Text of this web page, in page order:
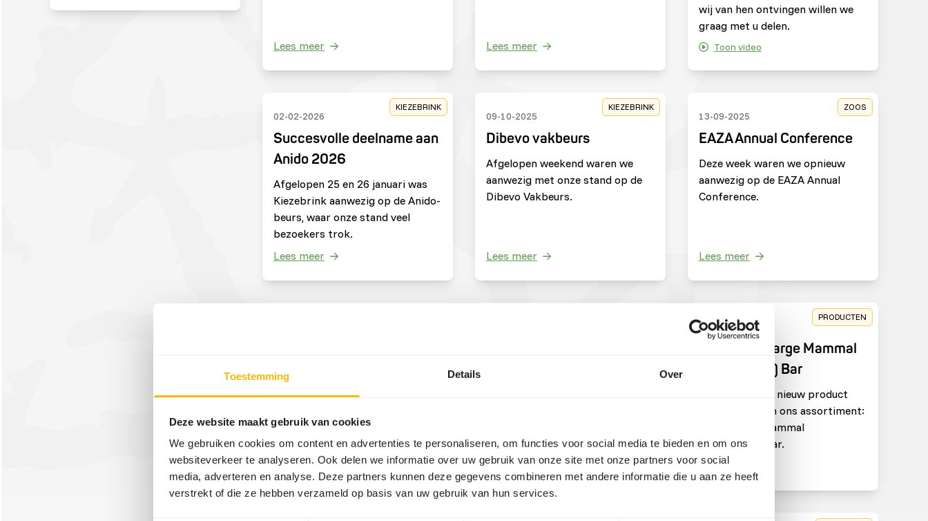
Toestemming Details Over
Deze website maakt gebruik van cookies
We gebruiken cookies om content en advertenties te personaliseren, om functies voor social media te bieden en om ons
websiteverkeer te analyseren. Ook delen we informatie over uw gebruik van onze site met onze partners voor social
media, adverteren en analyse. Deze partners kunnen deze gegevens combineren met andere informatie die u aan ze heeft
verstrekt of die ze hebben verzameld op basis van uw gebruik van hun services.
Lees meer Lees meer
wij van hen ontvingen willen we
graag met u delen.
Toon video
KIEZEBRINK
02-02-2026
Succesvolle deelname aan
Anido 2026
Afgelopen 25 en 26 januari was
Kiezebrink aanwezig op de Anido-
beurs, waar onze stand veel
bezoekers trok.
Lees meer
KIEZEBRINK
09-10-2025
Dibevo vakbeurs
Afgelopen weekend waren we
aanwezig met onze stand op de
Dibevo Vakbeurs.
Lees meer
ZOOS
13-09-2025
EAZA Annual Conference
Deze week waren we opnieuw
aanwezig op de EAZA Annual
Conference.
Lees meer
We waren weer aanwezig bij de
Lees meer Lees meer
PRODUCTEN
25-03-2025
Nieuw: DK Large Mammal
(Pachyderm) Bar
We hebben een nieuw product
toegevoegd aan ons assortiment:
de DK Large Mammal
(Pachyderm) Bar.
Lees meer